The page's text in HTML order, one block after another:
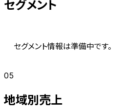
セグメント
セグメント情報は準備中です。
05
地域別売上